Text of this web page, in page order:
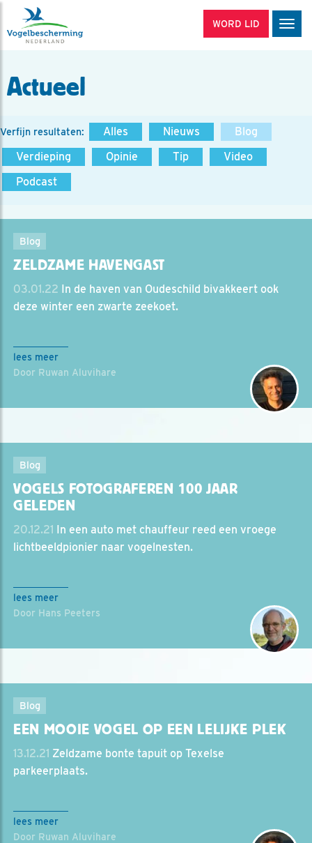
WORD LID
Actueel
Verfijn resultaten: Alles Nieuws
Blog
Verdieping
Opinie Tip
Video
Podcast
Blog
ZELDZAME HAVENGAST
03.01.22 In de haven van Oudeschild bivakkeert ook
deze winter een zwarte zeekoet.
lees meer
Door Ruwan Aluvihare
Blog
VOGELS FOTOGRAFEREN 100 JAAR
GELEDEN
20.12.21 In een auto met chauffeur reed een vroege
lichtbeeldpionier naar vogelnesten.
lees meer
Door Hans Peeters
Blog
EEN MOOIE VOGEL OP EEN LELIJKE PLEK
13.12.21 Zeldzame bonte tapuit op Texelse
parkeerplaats.
lees meer
Door Ruwan Aluvihare